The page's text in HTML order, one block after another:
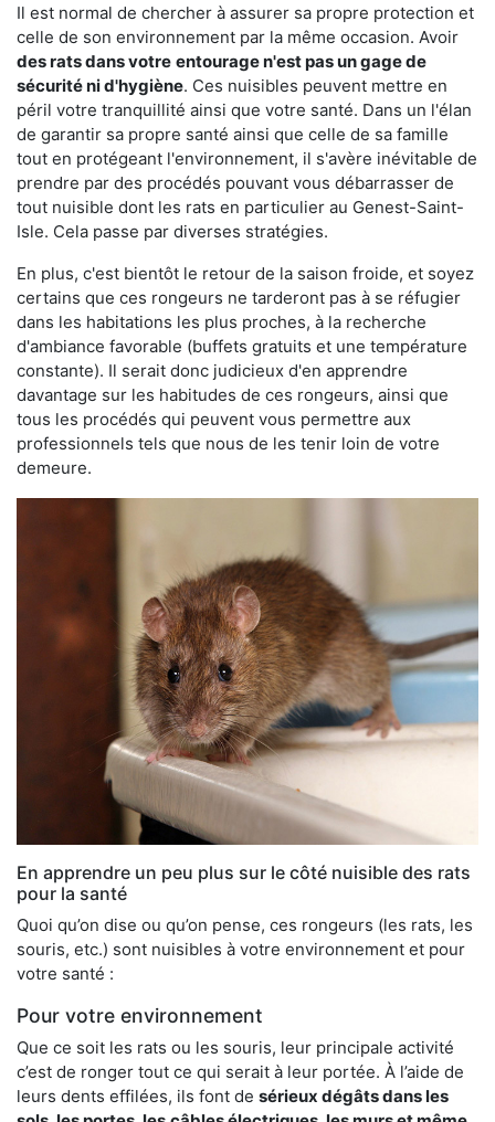
Il est normal de chercher à assurer sa propre protection et
celle de son environnement par la même occasion. Avoir
des rats dans votre entourage n'est pas un gage de
sécurité ni d'hygiène. Ces nuisibles peuvent mettre en
péril votre tranquillité ainsi que votre santé. Dans un l'élan
de garantir sa propre santé ainsi que celle de sa famille
tout en protégeant l'environnement, il s'avère inévitable de
prendre par des procédés pouvant vous débarrasser de
tout nuisible dont les rats en particulier au Genest-Saint-
Isle. Cela passe par diverses stratégies.
En plus, c'est bientôt le retour de la saison froide, et soyez
certains que ces rongeurs ne tarderont pas à se réfugier
dans les habitations les plus proches, à la recherche
d'ambiance favorable (buffets gratuits et une température
constante). Il serait donc judicieux d'en apprendre
davantage sur les habitudes de ces rongeurs, ainsi que
tous les procédés qui peuvent vous permettre aux
professionnels tels que nous de les tenir loin de votre
demeure.
En apprendre un peu plus sur le côté nuisible des rats
pour la santé
Quoi qu’on dise ou qu’on pense, ces rongeurs (les rats, les
souris, etc.) sont nuisibles à votre environnement et pour
votre santé :
Pour votre environnement
Que ce soit les rats ou les souris, leur principale activité
c’est de ronger tout ce qui serait à leur portée. À l’aide de
leurs dents effilées, ils font de sérieux dégâts dans les